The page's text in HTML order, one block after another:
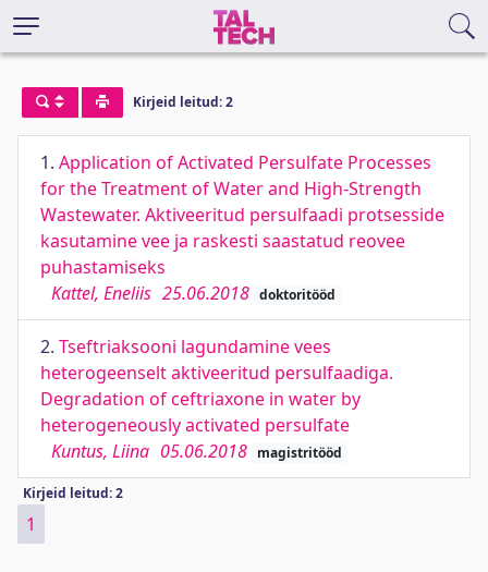
Kirjeid leitud: 2
1. Application of Activated Persulfate Processes
for the Treatment of Water and High-Strength
Wastewater. Aktiveeritud persulfaadi protsesside
kasutamine vee ja raskesti saastatud reovee
puhastamiseks
Kattel, Eneliis 25.06.2018 doktoritööd
2. Tseftriaksooni lagundamine vees
heterogeenselt aktiveeritud persulfaadiga.
Degradation of ceftriaxone in water by
heterogeneously activated persulfate
Kuntus, Liina 05.06.2018 magistritööd
Kirjeid leitud: 2
1